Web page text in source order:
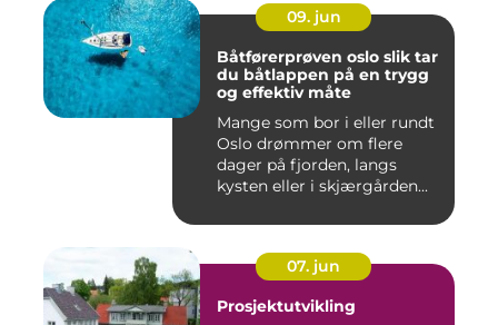
09. jun
Båtførerprøven oslo slik tar
du båtlappen på en trygg
og effektiv måte
Mange som bor i eller rundt
Oslo drømmer om flere
dager på fjorden, langs
kysten eller i skjærgården...
07. jun
Prosjektutvikling